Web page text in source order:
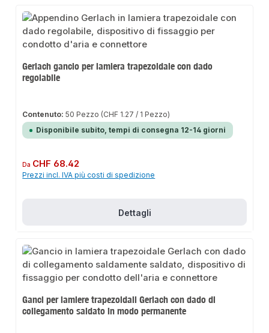
Gerlach gancio per lamiera trapezoidale con dado
regolabile
Contenuto:50 Pezzo (CHF 1.27 / 1 Pezzo)
Disponibile subito, tempi di consegna 12-14 giorni
Prezzo normale:
Da CHF 68.42
Prezzi incl. IVA più costi di spedizione
Dettagli
Ganci per lamiere trapezoidali Gerlach con dado di
collegamento saldato in modo permanente